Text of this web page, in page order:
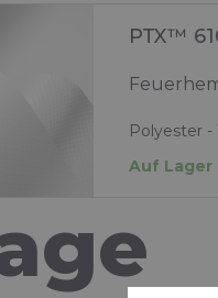
PTX™
Polyester -
Auf Lager